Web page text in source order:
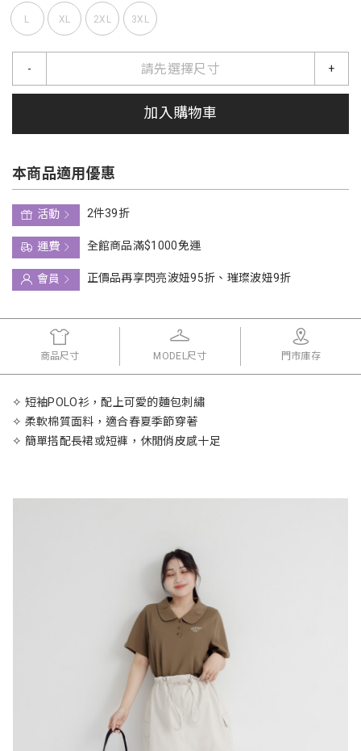
L XL 2XL 3XL
請先選擇尺寸
- +
加入購物車
本商品適用優惠
活動
2件39折
運費
全館商品滿$1000免運
會員
正價品再享閃亮波妞95折、璀璨波妞9折
商品尺寸 MODEL尺寸 門市庫存
✧ 短袖POLO衫，配上可愛的麵包刺繡
✧ 柔軟棉質面料，適合春夏季節穿著
✧ 簡單搭配長裙或短褲，休閒俏皮感十足